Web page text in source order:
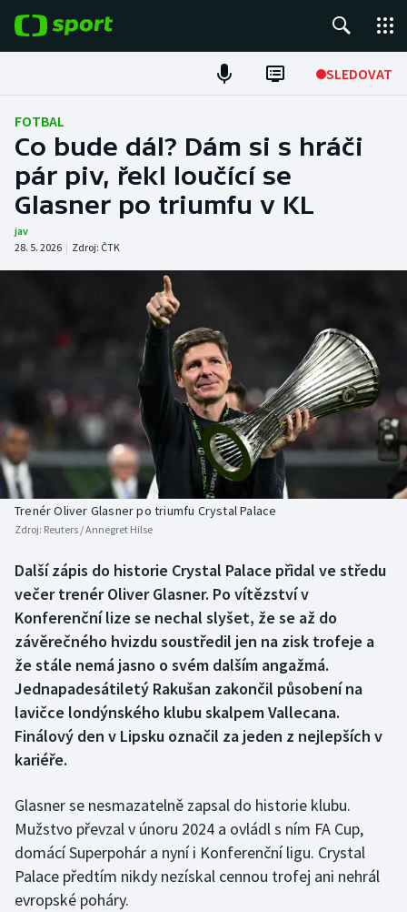
SLEDOVAT
Fotbal
Hokej
Tenis
Atletika
DALŠÍ SPORTY
Baseball a softbal
Basketbal
Biatlon
Box
Curling
Dostihy
Florbal
Futsal
Golf
Gymnastika
Házená
Soutěže
Historické návraty
Aplikace ČT sport
FOTBAL
Co bude dál? Dám si s hráči
pár piv, řekl loučící se
Glasner po triumfu v KL
jav
28. 5. 2026 | Zdroj: ČTK
Trenér Oliver Glasner po triumfu Crystal Palace
Zdroj: Reuters / Annegret Hilse
Další zápis do historie Crystal Palace přidal ve středu
večer trenér Oliver Glasner. Po vítězství v
Konferenční lize se nechal slyšet, že se až do
závěrečného hvizdu soustředil jen na zisk trofeje a
že stále nemá jasno o svém dalším angažmá.
Jednapadesátiletý Rakušan zakončil působení na
lavičce londýnského klubu skalpem Vallecana.
Finálový den v Lipsku označil za jeden z nejlepších v
kariéře.
Glasner se nesmazatelně zapsal do historie klubu.
Mužstvo převzal v únoru 2024 a ovládl s ním FA Cup,
domácí Superpohár a nyní i Konferenční ligu. Crystal
Palace předtím nikdy nezískal cennou trofej ani nehrál
evropské poháry.